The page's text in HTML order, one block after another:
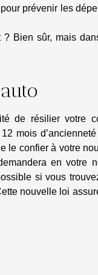
prévenir les
? Bien sûr, mais
de résilier votre
mois
le confier à votre
en votre
si vous
nouvelle loi